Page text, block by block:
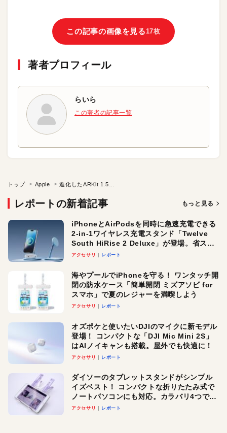
この記事の画像を見る 17枚
著者プロフィール
らいら
この著者の記事一覧
トップ Apple
レポートの新着記事 もっと見る
iPhoneとAirPodsを同時に急速充電できる
2-in-1ワイヤレス充電スタンド「Twelve
South HiRise 2 Deluxe」が登場。省スペ
ースでおしゃれに充電したい人にオスス
アクセサリ レポート
海やプールでiPhoneを守る！ ワンタッチ開
閉の防水ケース「簡単開閉 ミズアソビ for
スマホ」で夏のレジャーを満喫しよう
アクセサリ レポート
オズポケと使いたいDJIのマイクに新モデル
登場！ コンパクトな「DJI Mic Mini 2S」
はAIノイキャンも搭載。屋外でも快適に！
アクセサリ レポート
ダイソーのタブレットスタンドがシンプル
イズベスト！ コンパクトな折りたたみ式で
ノートパソコンにも対応。カラバリ4つで選
べる楽しさも
アクセサリ レポート